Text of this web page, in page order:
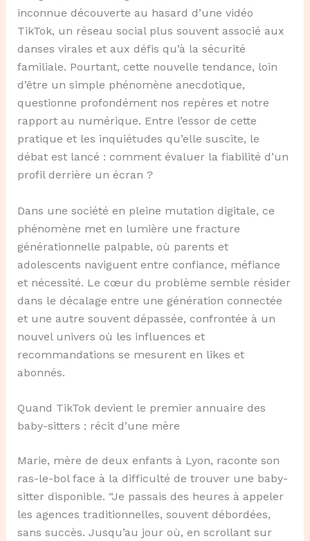
inconnue découverte au hasard d’une vidéo
TikTok, un réseau social plus souvent associé aux
danses virales et aux défis qu’à la sécurité
familiale. Pourtant, cette nouvelle tendance, loin
d’être un simple phénomène anecdotique,
questionne profondément nos repères et notre
rapport au numérique. Entre l’essor de cette
pratique et les inquiétudes qu’elle suscite, le
débat est lancé : comment évaluer la fiabilité d’un
profil derrière un écran ?
Dans une société en pleine mutation digitale, ce
phénomène met en lumière une fracture
générationnelle palpable, où parents et
adolescents naviguent entre confiance, méfiance
et nécessité. Le cœur du problème semble résider
dans le décalage entre une génération connectée
et une autre souvent dépassée, confrontée à un
nouvel univers où les influences et
recommandations se mesurent en likes et
abonnés.
Quand TikTok devient le premier annuaire des
baby-sitters : récit d’une mère
Marie, mère de deux enfants à Lyon, raconte son
ras-le-bol face à la difficulté de trouver une baby-
sitter disponible. “Je passais des heures à appeler
les agences traditionnelles, souvent débordées,
sans succès. Jusqu’au jour où, en scrollant sur